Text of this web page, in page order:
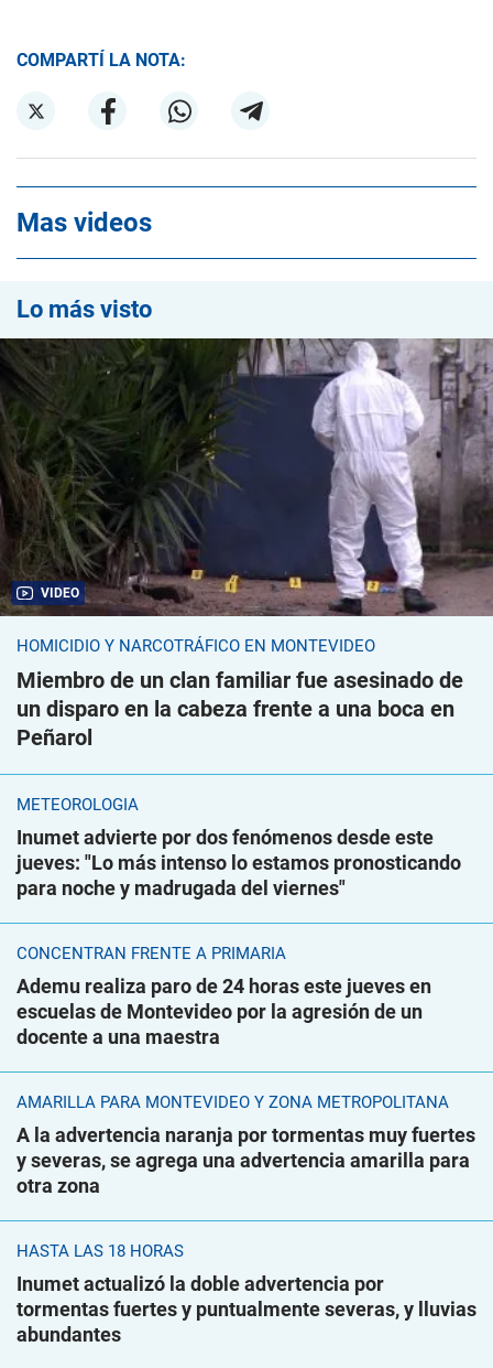
COMPARTÍ LA NOTA:
Mas videos
Lo más visto
VIDEO
HOMICIDIO Y NARCOTRÁFICO EN MONTEVIDEO
Miembro de un clan familiar fue asesinado de
un disparo en la cabeza frente a una boca en
Peñarol
METEOROLOGÍA
Inumet advierte por dos fenómenos desde este
jueves: "Lo más intenso lo estamos pronosticando
para noche y madrugada del viernes"
CONCENTRAN FRENTE A PRIMARIA
Ademu realiza paro de 24 horas este jueves en
escuelas de Montevideo por la agresión de un
docente a una maestra
AMARILLA PARA MONTEVIDEO Y ZONA METROPOLITANA
A la advertencia naranja por tormentas muy fuertes
y severas, se agrega una advertencia amarilla para
otra zona
HASTA LAS 18 HORAS
Inumet actualizó la doble advertencia por
tormentas fuertes y puntualmente severas, y lluvias
abundantes